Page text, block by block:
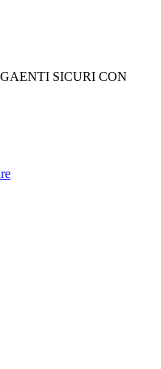
SICURI CON